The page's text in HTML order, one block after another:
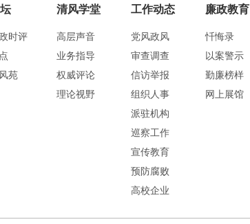
时评
苑
清风学堂
高层声音
业务指导
权威评论
理论视野
工作动态
党风政风
审查调查
信访举报
组织人事
派驻机构
巡察工作
宣传教育
预防腐败
高校企业
廉政教育
忏悔录
以案警示
勤廉榜样
网上展馆